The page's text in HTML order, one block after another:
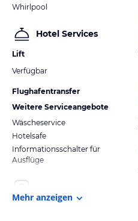
Whirlpool
Hotel Services
Lift
Verfügbar
Flughafentransfer
Weitere Serviceangebote
Wäscheservice
Hotelsafe
Informationsschalter für
Ausflüge
Mehr anzeigen